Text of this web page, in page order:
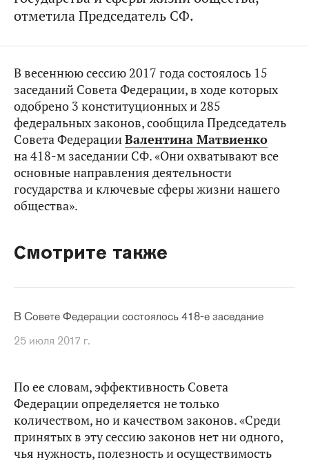
отметила Председатель СФ.
В весеннюю сессию 2017 года состоялось 15
заседаний Совета Федерации, в ходе которых
одобрено 3 конституционных и 285
федеральных законов, сообщила Председатель
Совета ФедерацииВалентина Матвиенко
на 418-м заседании СФ. «Они охватывают все
основные направления деятельности
государства и ключевые сферы жизни нашего
общества».
Смотрите также
В Совете Федерации состоялось 418-е заседание
25 июля 2017 г.
По ее словам, эффективность Совета
Федерации определяется не только
количеством, но и качеством законов. «Среди
принятых в эту сессию законов нет ни одного,
чья нужность, полезность и осуществимость